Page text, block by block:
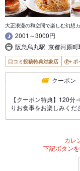
大正浪漫の和空間で楽しむ幻想
2001～3000円
阪急烏丸駅･京都河原
口コミ投稿特典対象店 ポ
クーポン
【クーポン特典】120
りお食事をお楽しみくだ
カレ
下記ボタン